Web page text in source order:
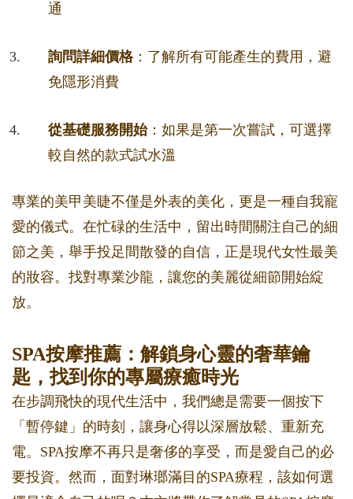
通
詢問詳細價格：了解所有可能產生的費用，避
免隱形消費
從基礎服務開始：如果是第一次嘗試，可選擇
較自然的款式試水溫
專業的美甲美睫不僅是外表的美化，更是一種自我寵
愛的儀式。在忙碌的生活中，留出時間關注自己的細
節之美，舉手投足間散發的自信，正是現代女性最美
的妝容。找對專業沙龍，讓您的美麗從細節開始綻
放。
SPA按摩推薦：解鎖身心靈的奢華鑰
匙，找到你的專屬療癒時光
在步調飛快的現代生活中，我們總是需要一個按下
「暫停鍵」的時刻，讓身心得以深層放鬆、重新充
電。SPA按摩不再只是奢侈的享受，而是愛自己的必
要投資。然而，面對琳瑯滿目的SPA療程，該如何選